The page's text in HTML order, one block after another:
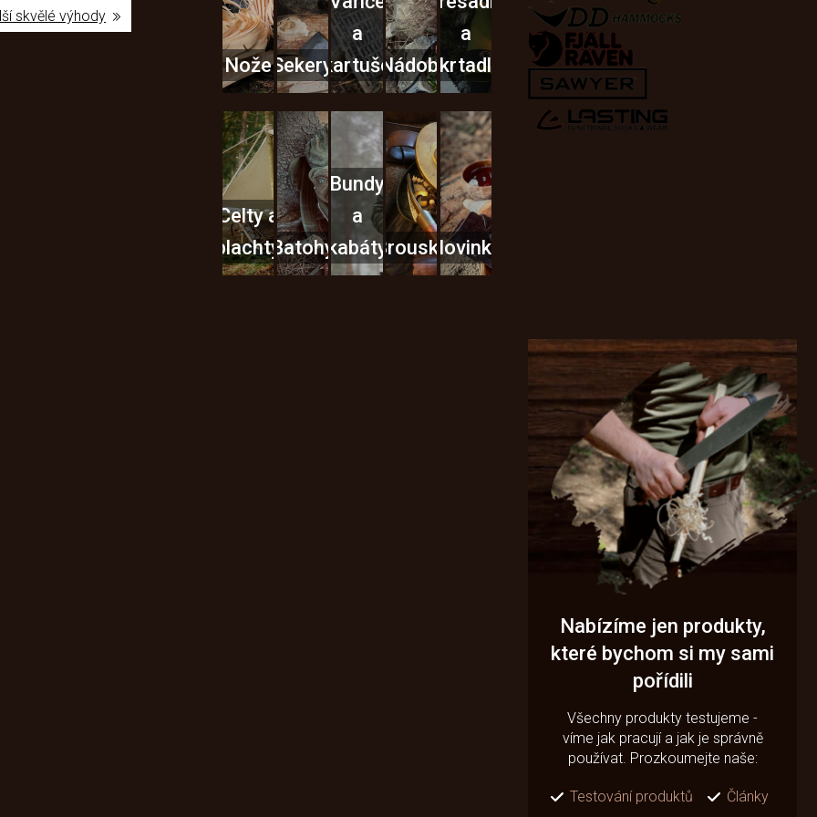
skvělé výhody
NožeSekery
a
kartušeNádobí
a
škrtadla
Celty a
plachtyBatohy
Bundy
a
kabátyBrouskyNovinky
Nabízíme jen produkty,
které bychom si my sami
pořídili
Všechny produkty testujeme -
víme jak pracují a jak je správně
používat. Prozkoumejte naše:
Testování produktů
Články